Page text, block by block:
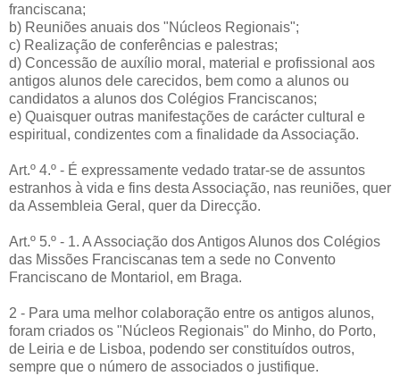
franciscana;
b) Reuniões anuais dos "Núcleos Regionais";
c) Realização de conferências e palestras;
d) Concessão de auxílio moral, material e profissional aos
antigos alunos dele carecidos, bem como a alunos ou
candidatos a alunos dos Colégios Franciscanos;
e) Quaisquer outras manifestações de carácter cultural e
espiritual, condizentes com a finalidade da Associação.
Art.º 4.º - É expressamente vedado tratar-se de assuntos
estranhos à vida e fins desta Associação, nas reuniões, quer
da Assembleia Geral, quer da Direcção.
Art.º 5.º - 1. A Associação dos Antigos Alunos dos Colégios
das Missões Franciscanas tem a sede no Convento
Franciscano de Montariol, em Braga.
2 - Para uma melhor colaboração entre os antigos alunos,
foram criados os "Núcleos Regionais" do Minho, do Porto,
de Leiria e de Lisboa, podendo ser constituídos outros,
sempre que o número de associados o justifique.